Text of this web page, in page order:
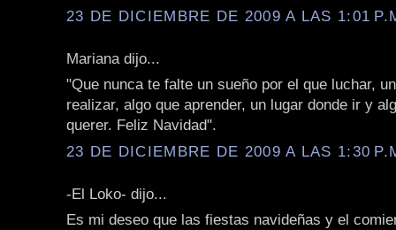
23 DE DICIEMBRE DE 2009 A LAS 1:01
Mariana dijo...
"Que nunca te falte un sueño por el que luchar,
realizar, algo que aprender, un lugar donde ir y
querer. Feliz Navidad".
23 DE DICIEMBRE DE 2009 A LAS 1:30
-El Loko- dijo...
Es mi deseo que las fiestas navideñas y el